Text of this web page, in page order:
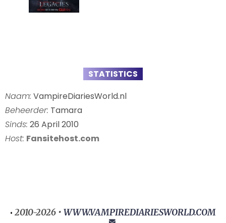
STATISTICS
Naam: VampireDiariesWorld.nl
Beheerder: Tamara
Sinds: 26 April 2010
Host: Fansitehost.com
• 2010-2026 • WWW.VAMPIREDIARIESWORLD.COM